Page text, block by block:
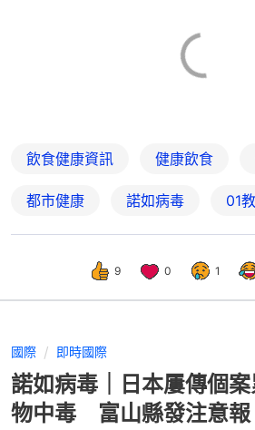
飲食健康資訊 健康飲食
都市健康 諾如病毒 01
9 0 1
國際 即時國際
諾如病毒｜日本屢傳個
物中毒 富山縣發注意報